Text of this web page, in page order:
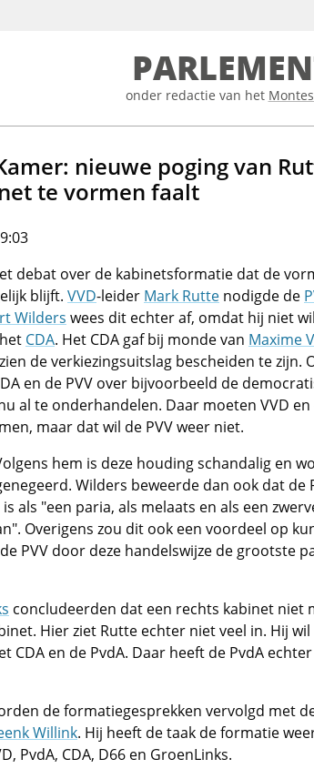
onder redactie van het
nieuwe poging van
te vormen faalt
debat over de kabinetsformatie dat de
blijft. VVD-leider Mark Rutte nodigde de
Wilders wees dit echter af, omdat hij niet wil
CDA. Het CDA gaf bij monde van Maxime
de verkiezingsuitslag bescheiden te zijn.
en de PVV over bijvoorbeeld de
al te onderhandelen. Daar moeten VVD en
maar dat wil de PVV weer niet.
hem is deze houding schandalig en
Wilders beweerde dan ook dat de
als "een paria, als melaats en als een
Overigens zou dit ook een voordeel op
PVV door deze handelswijze de grootste
concludeerden dat een rechts kabinet niet
Hier ziet Rutte echter niet veel in. Hij
CDA en de PvdA. Daar heeft de PvdA
de formatiegesprekken vervolgd met
Willink. Hij heeft de taak de formatie
PvdA, CDA, D66 en GroenLinks.